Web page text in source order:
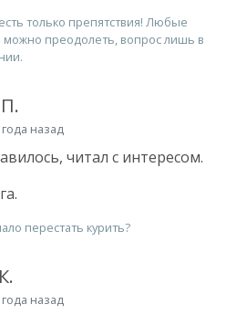
только препятствия! Любые
можно преодолеть, вопрос лишь в
назад
читал с интересом.
перестать курить?
назад